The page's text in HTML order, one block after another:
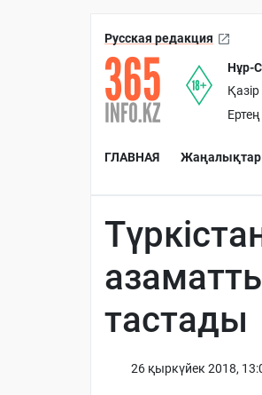
Русская редакция
Нұр-
Қазір
Ертең
ГЛАВНАЯ Жаңалықтар
тастады
26 қыркүйек 2018,